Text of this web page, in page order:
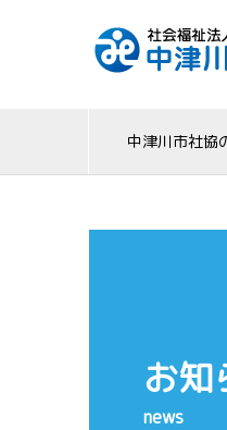
中津川市社協
お知
news